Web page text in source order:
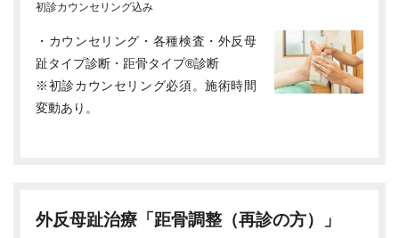
初診カウンセリング込み
・カウンセリング・各種検査・外反母
趾タイプ診断・距骨タイプ®診断
※初診カウンセリング必須。施術時間
変動あり。
外反母趾治療「距骨調整（再診の方）」